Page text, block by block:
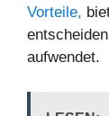
Vorteile,
aufwendet.